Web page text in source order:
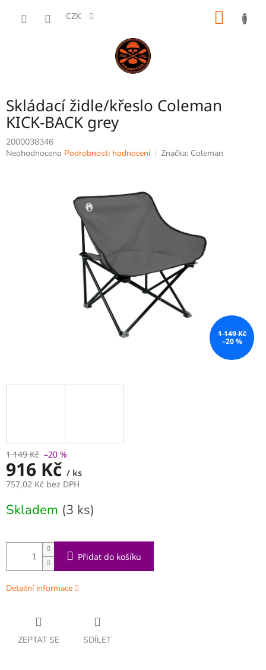
CZK
Skládací židle/křeslo Coleman
KICK-BACK grey
2000038346
Průměrné
Neohodnoceno Podrobnosti hodnocení Značka: Coleman
1 149 Kč
–20 %
1 149 Kč –20 %
916 Kč / ks
757,02 Kč bez DPH
cena:
Skladem (3 ks)
Přidat do košíku
Detailní informace
ZEPTAT SE SDÍLET